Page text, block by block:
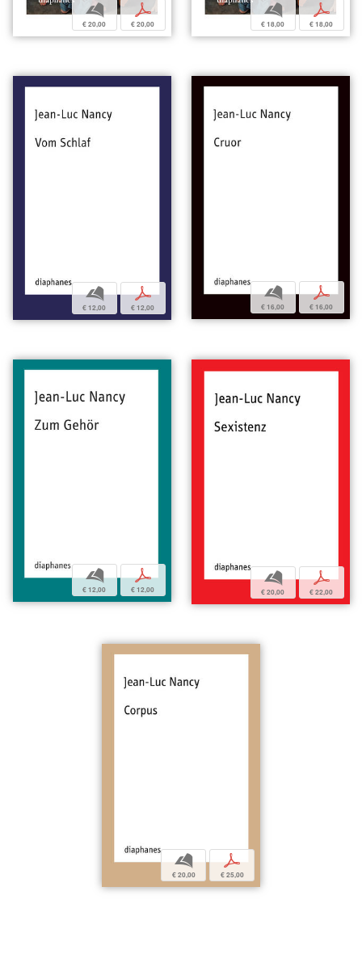
b
€ 20,00
p
€ 20,00
b
€ 18,00
p
€ 18,00
b
€ 12,00
p
€ 12,00
b
€ 16,00
p
€ 16,00
b
€ 12,00
p
€ 12,00
b
€ 20,00
p
€ 22,00
b
€ 20,00
p
€ 25,00